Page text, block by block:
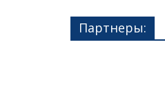
Партнеры: